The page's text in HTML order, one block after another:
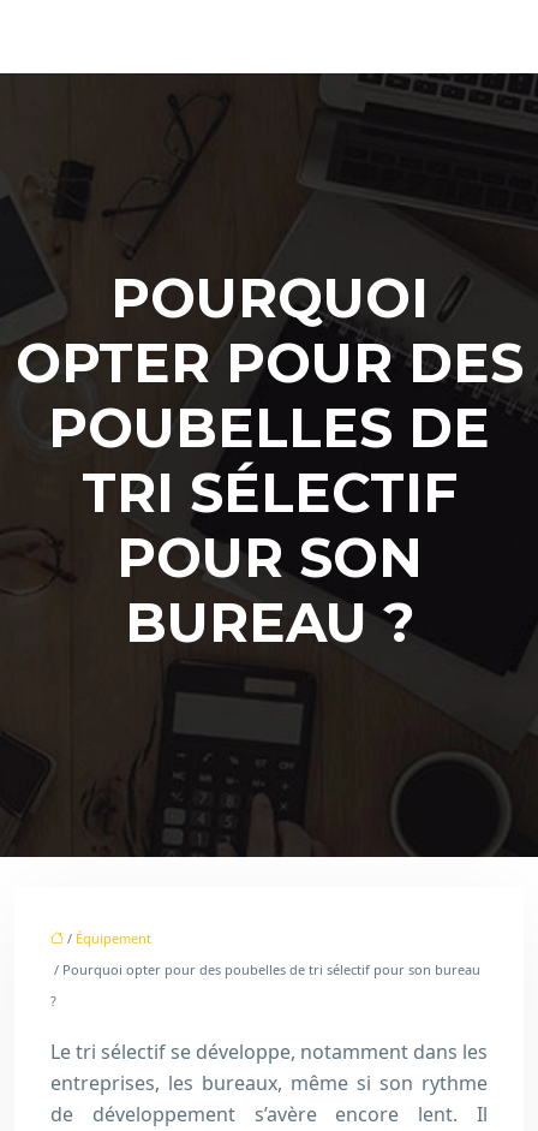
POURQUOI
OPTER POUR DES
POUBELLES DE
TRI SÉLECTIF
POUR SON
BUREAU ?
/ Équipement
/ Pourquoi opter pour des poubelles de tri sélectif pour son bureau
?
Le tri sélectif se développe, notamment dans les
entreprises, les bureaux, même si son rythme
de développement s’avère encore lent. Il